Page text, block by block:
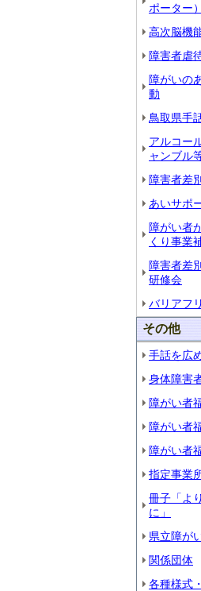
ポーター）
高次脳機
障害者虐
障がいの
動
鳥取県手
アルコー
ャンブル
障害者差
あいサポ
障がい者
くり事業
障害者差
研修会
バリアフ
その他
手話を広
身体障害
障がい者
障がい者
障がい者
指定事業
冊子「よ
に」
県立障が
関係団体
各種様式